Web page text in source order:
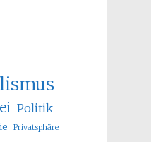
Politik
Privatsphäre